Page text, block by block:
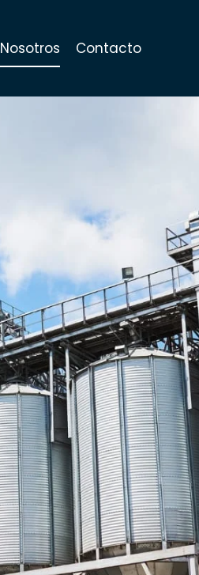
Nosotros Contacto